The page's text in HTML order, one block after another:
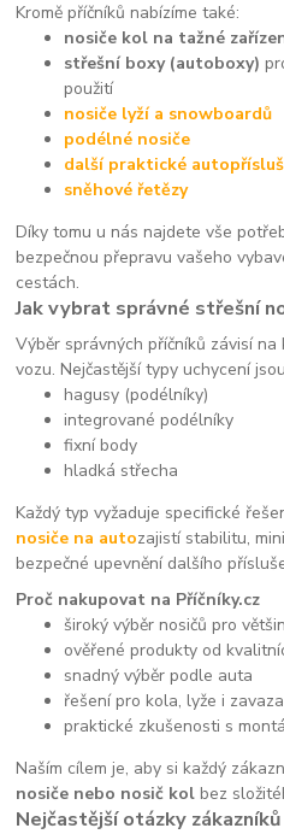
Kromě příčníků nabízíme také:
nosiče kol na tažné
střešní boxy (autoboxy)
použití
nosiče lyží a snowboardů
podélné nosiče
další praktické
sněhové řetězy
Díky tomu u nás najdete vše
bezpečnou přepravu vašeho
cestách.
Jak vybrat správné střešní
Výběr správných příčníků závisí
vozu. Nejčastější typy uchycení
hagusy (podélníky)
integrované podélníky
fixní body
hladká střecha
Každý typ vyžaduje specifické
nosiče na autozajistí stabilitu,
bezpečné upevnění dalšího
Proč nakupovat na Příčníky.cz
široký výběr nosičů pro
ověřené produkty od
snadný výběr podle auta
řešení pro kola, lyže i
praktické zkušenosti s
Naším cílem je, aby si každý
nosiče nebo nosič kol bez
Nejčastější otázky zákazníků